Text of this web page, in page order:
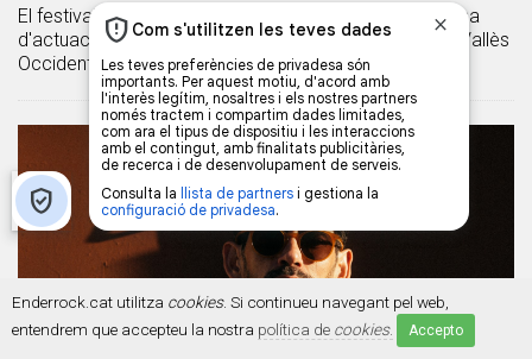
Enderrock.cat utilitza cookies. Si continueu navegant pel web,
entendrem que accepteu la nostra política de cookies. Accepto
El festival reunirà més de 200 músics en una seixantena
d'actuacions repartides per 27 espais de la ciutat i el Vallès
Occidental